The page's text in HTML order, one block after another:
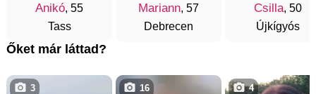
Anikó, 55
Tass
Mariann, 57
Debrecen
Csilla, 50
Újkígyós
Őket már láttad?
3 16 4